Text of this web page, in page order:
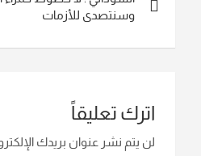
المقالات
وسنتصدى للأزمات
اترك تعليقاً
لن يتم نشر عنوان بريدك